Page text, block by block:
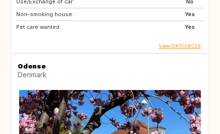
Use/Exchange of car:
No
Non-smoking house:
Yes
Pet care wanted:
Yes
View DK1008029
Odense
Denmark